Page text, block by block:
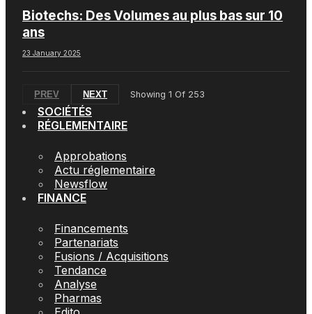
Biotechs: Des Volumes au plus bas sur 10
ans
23 January 2025
PREV NEXT Showing 1 Of 253
SOCIÉTÉS
RÉGLEMENTAIRE
Approbations
Actu réglementaire
Newsflow
FINANCE
Financements
Partenariats
Fusions / Acquisitions
Tendance
Analyse
Pharmas